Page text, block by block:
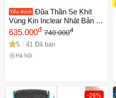
Yêu thích
Đũa Thần Se Khít
Vùng Kín Inclear Nhật Bản -
Hộp 10 Cái - Gel Vệ Sinh
Phụ Nữ Tăng Cường Lợi
Khuẩn, Ngăn Ngừa Viêm
Nhiễm
635.000đ 740.000đ
5 41 Đã bán
Hà Nội
-26%